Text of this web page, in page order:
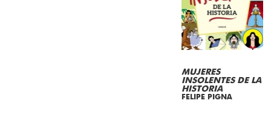
MUJERES
INSOLENTES DE LA
HISTORIA
FELIPE PIGNA